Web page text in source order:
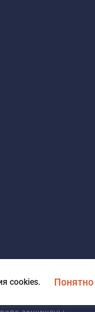
cookies.
Понятно